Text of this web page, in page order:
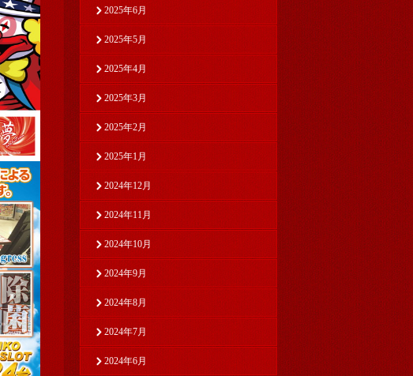
2025年6月
2025年5月
2025年4月
2025年3月
2025年2月
2025年1月
2024年12月
2024年11月
2024年10月
2024年9月
2024年8月
2024年7月
2024年6月